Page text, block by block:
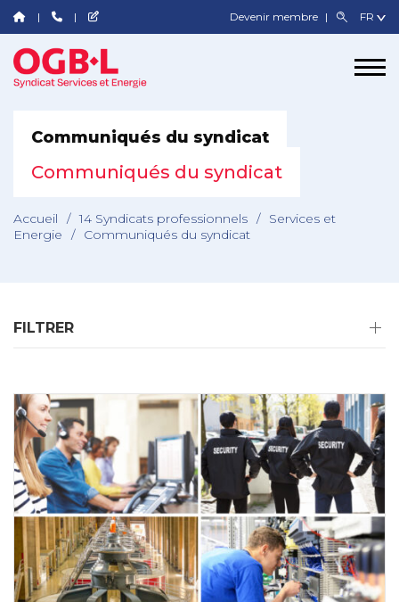
Devenir membre
Communiqués du syndicat
Communiqués du syndicat
Accueil / 14 Syndicats professionnels /
Services et
Energie
/ Communiqués du syndicat
FILTRER